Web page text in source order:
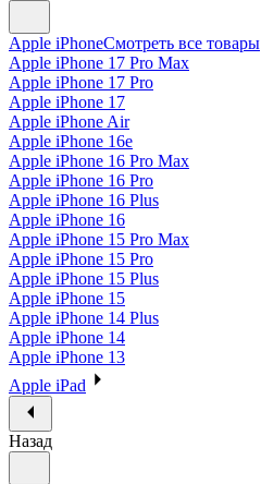
Apple iPhoneСмотреть все товары
Apple iPhone 17 Pro Max
Apple iPhone 17 Pro
Apple iPhone 17
Apple iPhone Air
Apple iPhone 16e
Apple iPhone 16 Pro Max
Apple iPhone 16 Pro
Apple iPhone 16 Plus
Apple iPhone 16
Apple iPhone 15 Pro Max
Apple iPhone 15 Pro
Apple iPhone 15 Plus
Apple iPhone 15
Apple iPhone 14 Plus
Apple iPhone 14
Apple iPhone 13
Apple iPad
Назад